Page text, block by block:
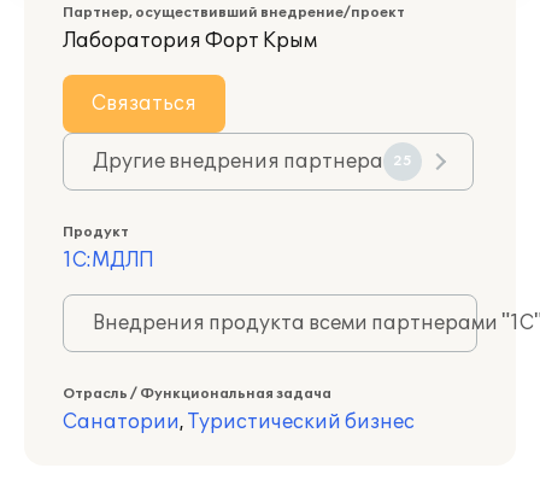
Партнер, осуществивший внедрение/проект
Лаборатория Форт Крым
Связаться
Другие внедрения партнера 25
Продукт
1С:МДЛП
Внедрения продукта всеми партнерами
Отрасль / Функциональная задача
Санатории, Туристический бизнес